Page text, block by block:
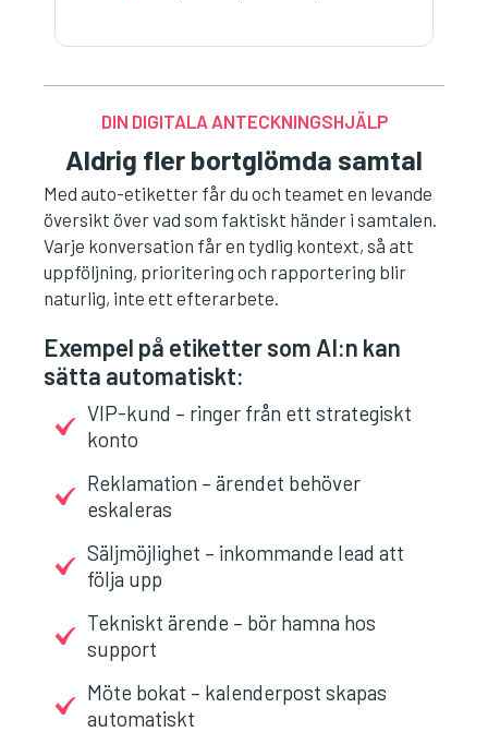
DIN DIGITALA ANTECKNINGSHJÄLP
Aldrig fler bortglömda samtal
Med auto-etiketter får du och teamet en levande
översikt över vad som faktiskt händer i samtalen.
Varje konversation får en tydlig kontext, så att
uppföljning, prioritering och rapportering blir
naturlig, inte ett efterarbete.
Exempel på etiketter som AI:n kan
sätta automatiskt:
VIP-kund – ringer från ett strategiskt
konto
Reklamation – ärendet behöver
eskaleras
Säljmöjlighet – inkommande lead att
följa upp
Tekniskt ärende – bör hamna hos
support
Möte bokat – kalenderpost skapas
automatiskt